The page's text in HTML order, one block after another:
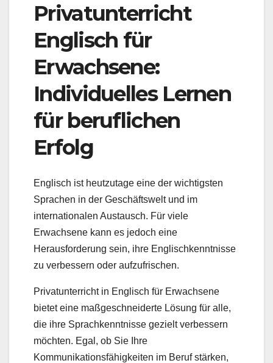
Privatunterricht
Englisch für
Erwachsene:
Individuelles Lernen
für beruflichen
Erfolg
Englisch ist heutzutage eine der wichtigsten
Sprachen in der Geschäftswelt und im
internationalen Austausch. Für viele
Erwachsene kann es jedoch eine
Herausforderung sein, ihre Englischkenntnisse
zu verbessern oder aufzufrischen.
Privatunterricht in Englisch für Erwachsene
bietet eine maßgeschneiderte Lösung für alle,
die ihre Sprachkenntnisse gezielt verbessern
möchten. Egal, ob Sie Ihre
Kommunikationsfähigkeiten im Beruf stärken,